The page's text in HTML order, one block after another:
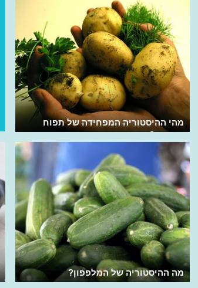
מהי ההיסטוריה המפחידה של תפוח
האדמה?
מה ההיסטוריה של המלפפון?